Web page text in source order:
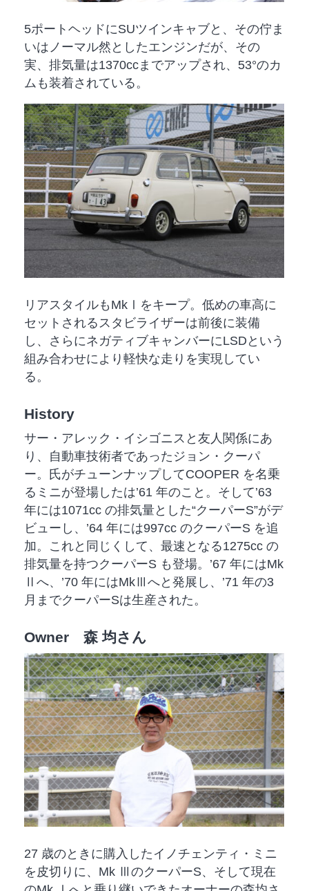
5ポートヘッドにSUツインキャブと、その佇ま
いはノーマル然としたエンジンだが、その
実、排気量は1370ccまでアップされ、53°のカ
ムも装着されている。
リアスタイルもMkⅠをキープ。低めの車高に
セットされるスタビライザーは前後に装備
し、さらにネガティブキャンバーにLSDという
組み合わせにより軽快な走りを実現してい
る。
History
サー・アレック・イシゴニスと友人関係にあ
り、自動車技術者であったジョン・クーパ
ー。氏がチューンナップしてCOOPER を名乗
るミニが登場したは’61 年のこと。そして’63
年には1071cc の排気量とした“クーパーS”がデ
ビューし、’64 年には997cc のクーパーS を追
加。これと同じくして、最速となる1275cc の
排気量を持つクーパーS も登場。’67 年にはMk
Ⅱへ、’70 年にはMkⅢへと発展し、’71 年の3
月までクーパーSは生産された。
Owner 森 均さん
27 歳のときに購入したイノチェンティ・ミニ
を皮切りに、Mk ⅢのクーパーS、そして現在